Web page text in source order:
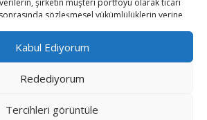
verilerin, şirketin müşteri portföyü olarak ticari
sözleşmesel yükümlülüklerin yerine
hangi amaçla aktarılacağını açıklamak
Şirketimiz ile güvendedir. Bu verilerinizi 3.
Kanun gereği yapmak zorunda olduğumuz bu
Kabul Ediyorum
Redediyorum
Tercihleri ​​görüntüle
, Themei-excelby TemplatesNext.